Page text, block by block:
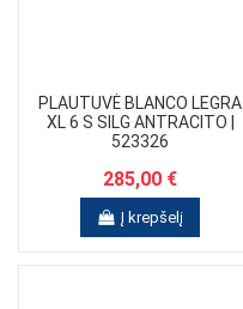
PLAUTUVĖ BLANCO LEGRA
XL 6 S SILG ANTRACITO |
523326
285,00 €
Į krepšelį